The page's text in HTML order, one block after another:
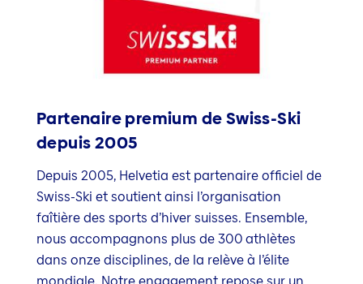
Partenaire premium de Swiss-Ski
depuis 2005
Depuis 2005, Helvetia est partenaire officiel de
Swiss-Ski et soutient ainsi l’organisation
faîtière des sports d’hiver suisses. Ensemble,
nous accompagnons plus de 300 athlètes
dans onze disciplines, de la relève à l’élite